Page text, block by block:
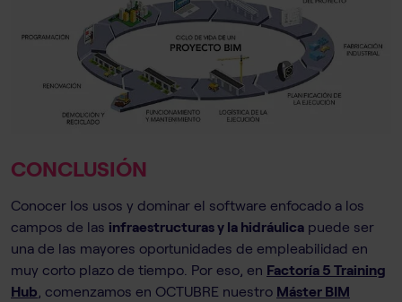
CONCLUSIÓN
Conocer los usos y dominar el software enfocado a los
campos de las infraestructuras y la hidráulica puede ser
una de las mayores oportunidades de empleabilidad en
muy corto plazo de tiempo. Por eso, en Factoría 5 Training
Hub , comenzamos en OCTUBRE nuestro Máster BIM